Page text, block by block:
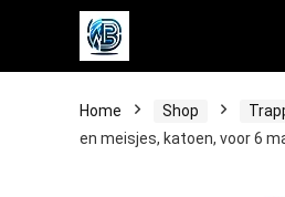
Home Shop
en meisjes, katoen, voor 6